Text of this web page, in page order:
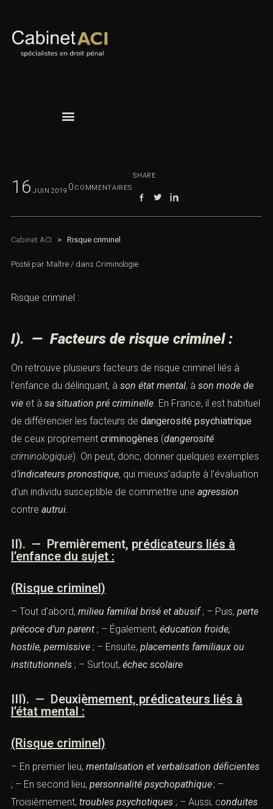
16 JUIN 2019 0 COMMENTAIRES
SHARE
Cabinet ACI > Risque criminel
Posté par Maître / dans Criminologie
Risque criminel :
I). — Facteurs de risque criminel :
On retrouve plusieurs facteurs de risque criminel
liés à
l’enfance du délinquant, à son état mental, à son mode de
vie et à sa situation pré criminelle. En France, il est habituel
de différencier les facteurs de dangerosité psychiatrique
de ceux proprement criminogènes (dangerosité
criminologique). On peut, donc, donner quelques exemples
d’indicateurs pronostique, qui mieuxs’adapte à l’évaluation
d’un individu susceptible de commettre une agression
contre autrui.
II). — Premièrement, prédicateurs liés à
l’enfance du sujet :
(Risque criminel)
– Tout d’abord, milieu familial brisé et abusif; – Puis, perte
précoce d’un parent ; – Également, éducation froide,
hostile, permissive ; – Ensuite, placements familiaux ou
institutionnels ; – Surtout, échec scolaire.
III). — Deuxièmement, prédicateurs liés à
l’état mental :
(Risque criminel)
– En premier lieu, mentalisation et verbalisation déficientes
; – En second lieu, personnalité psychopathique; –
Troisièmement, troubles psychotiques ; – Aussi, conduites